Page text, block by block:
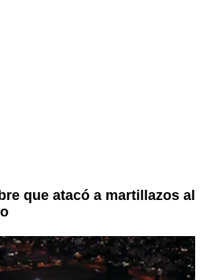
que atacó a martillazos al